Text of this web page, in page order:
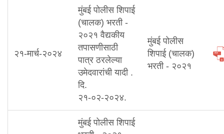
२१-मार्च-२०२४
मुंबई पोलीस शिपाई
(चालक) भरती -
२०२१ वैद्यकीय
तपासणीसाठी
पात्र ठरलेल्या
उमेदवारांची यादी .
दि.
२१-०२-२०२४.
मुंबई पोलीस
शिपाई (चालक)
भरती - २०२१
मुंबई पोलीस शिपाई